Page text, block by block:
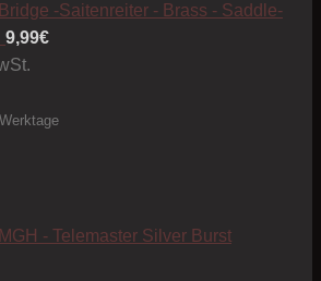
Bridge -Saitenreiter - Brass - Saddle-
9,99€
MGH - Telemaster Silver Burst